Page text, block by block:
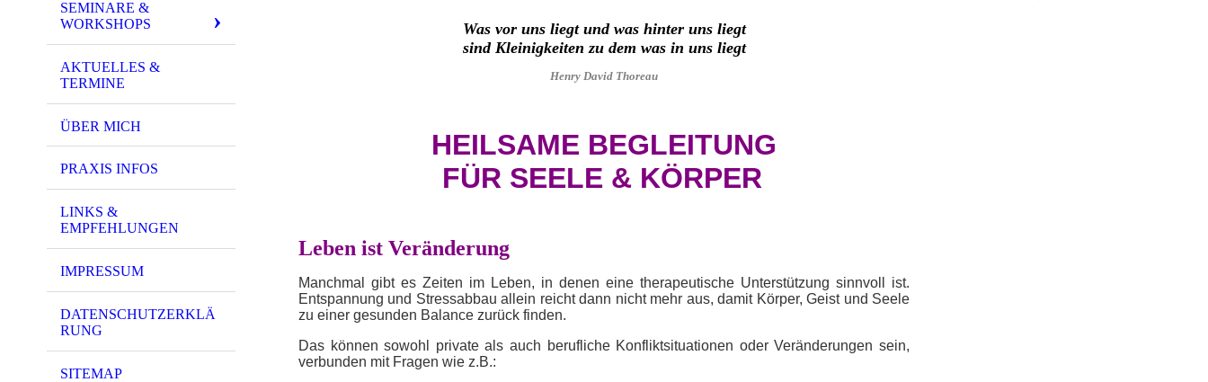
SEMINARE &
WORKSHOPS
AKTUELLES &
TERMINE
ÜBER MICH
PRAXIS INFOS
LINKS &
EMPFEHLUNGEN
IMPRESSUM
DATENSCHUTZERKLÄ
RUNG
SITEMAP
Was vor uns liegt und was hinter uns liegt
sind Kleinigkeiten zu dem was in uns liegt
Henry David Thoreau
HEILSAME BEGLEITUNG
FÜR SEELE & KÖRPER
Leben ist Veränderung
Manchmal gibt es Zeiten im Leben, in denen eine therapeutische Unterstützung sinnvoll ist.
Entspannung und Stressabbau allein reicht dann nicht mehr aus, damit Körper, Geist und Seele
zu einer gesunden Balance zurück finden.
Das können sowohl private als auch berufliche Konfliktsituationen oder Veränderungen sein,
verbunden mit Fragen wie z.B.: